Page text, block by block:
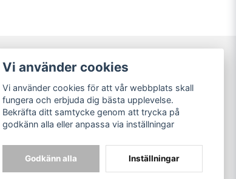
Broarne AB
© Copyright
Vi använder cookies
Vi använder cookies för att vår webbplats skall
fungera och erbjuda dig bästa upplevelse.
Bekräfta ditt samtycke genom att trycka på
godkänn alla eller anpassa via inställningar
Godkänn alla Inställningar